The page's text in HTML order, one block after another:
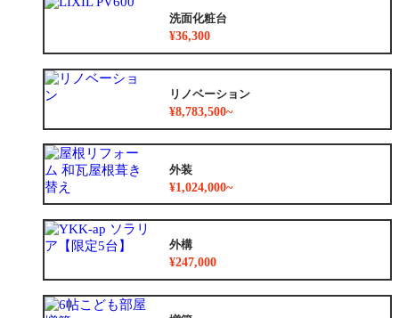
洗面化粧台
¥36,300
リノベーション
¥8,783,500~
外装
¥1,024,000~
外構
¥247,000